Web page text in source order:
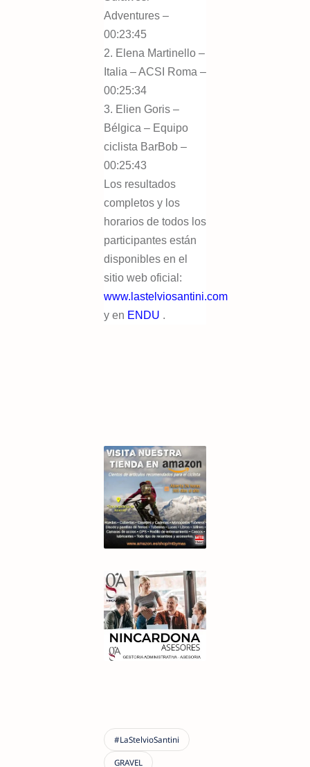
Adventures –
00:23:45
2. Elena Martinello –
Italia – ACSI Roma –
00:25:34
3. Elien Goris –
Bélgica – Equipo
ciclista BarBob –
00:25:43
Los resultados
completos y los
horarios de todos los
participantes están
disponibles en el
sitio web oficial:
www.lastelviosantini.com
y en ENDU .